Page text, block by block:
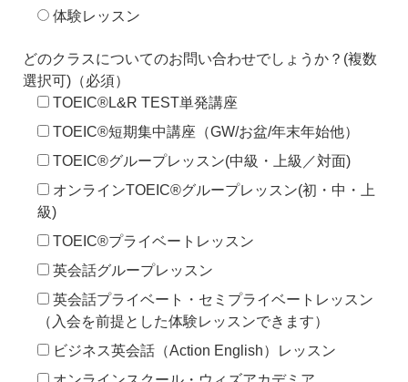
体験レッスン
どのクラスについてのお問い合わせでしょうか？(複数
選択可)（必須）
TOEIC®L&R TEST単発講座
TOEIC®短期集中講座（GW/お盆/年末年始他）
TOEIC®グループレッスン(中級・上級／対面)
オンラインTOEIC®グループレッスン(初・中・上
級)
TOEIC®プライベートレッスン
英会話グループレッスン
英会話プライベート・セミプライベートレッスン
（入会を前提とした体験レッスンできます）
ビジネス英会話（Action English）レッスン